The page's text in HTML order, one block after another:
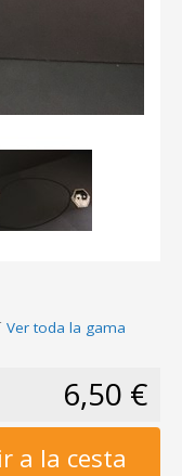
Ver toda la gama
6,50 €
a la cesta